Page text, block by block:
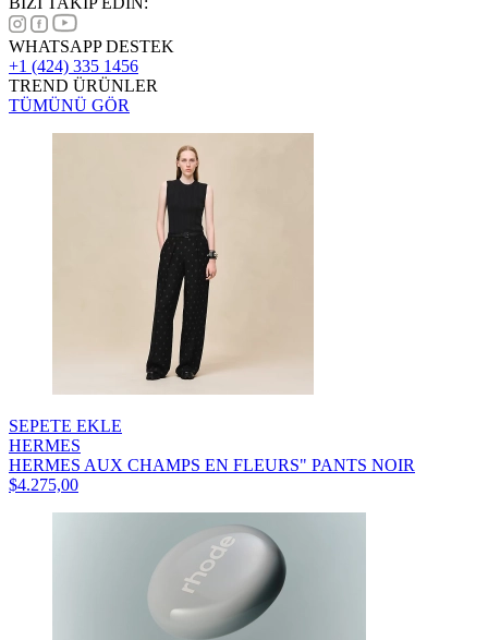
WHATSAPP DESTEK
+1 (424) 335 1456
TREND ÜRÜNLER
TÜMÜNÜ GÖR
SEPETE EKLE
HERMES
HERMES AUX CHAMPS EN FLEURS" PANTS NOIR
$4.275,00